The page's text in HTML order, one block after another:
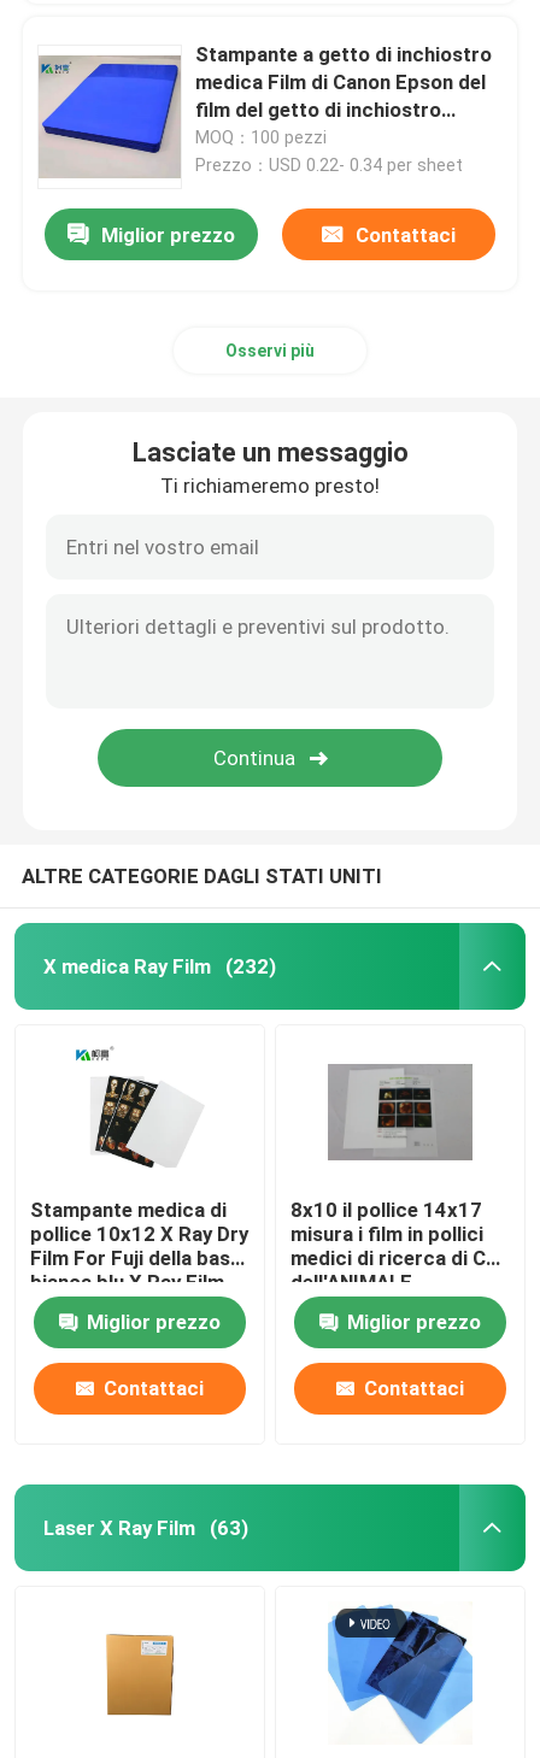
Laser X Ray Film
Film asciutto medico
Lastra radioscopica dell'ANIMALE DOMESTICO
Film del trasferimento di calore
Software della stampa di Dicom
Stampante a getto di inchiostro
medica Film di Canon Epson del
film del getto di inchiostro
dell'ANIMALE DOMESTICO blu a
14*17 pollici
MOQ：100 pezzi
Prezzo：USD 0.22- 0.34 per sheet
Miglior prezzo Contattaci
Osservi più
Lasciate un messaggio
Ti richiameremo presto!
ALTRE CATEGORIE DAGLI STATI UNITI
X medica Ray Film (232)
Stampante medica di
pollice 10x12 X Ray Dry
Film For Fuji della base
bianca blu X Ray Film
35x43CM
Miglior prezzo
Contattaci
8x10 il pollice 14x17
misura i film in pollici
medici di ricerca di CT
dell'ANIMALE
DOMESTICO di RMI di
X Ray FilmMiglior prezzo
Contattaci
Laser X Ray Film (63)